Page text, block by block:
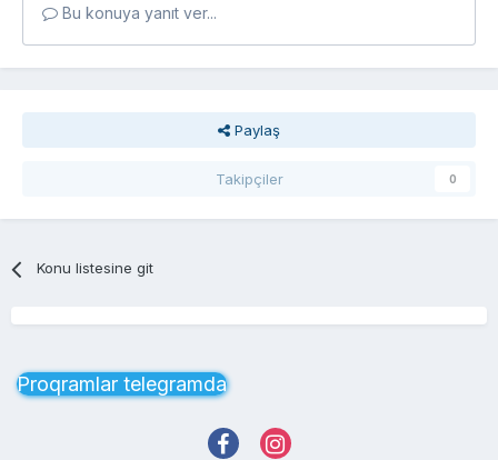
Bu konuya yanıt ver...
Paylaş
Takipçiler 0
Konu listesine git
Proqramlar telegramda